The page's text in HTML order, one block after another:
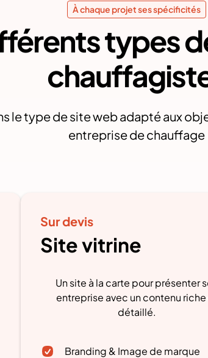
À chaque projet ses spécificités
types
le type de site web adapté aux
entreprise de chauffage
Sur devis
Site vitrine
Un site à la carte pour présenter
entreprise avec un contenu
détaillé.
Branding & Image de marque